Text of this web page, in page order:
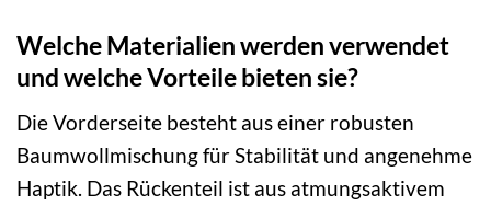
Welche Materialien werden verwendet
und welche Vorteile bieten sie?
Die Vorderseite besteht aus einer robusten
Baumwollmischung für Stabilität und angenehme
Haptik. Das Rückenteil ist aus atmungsaktivem